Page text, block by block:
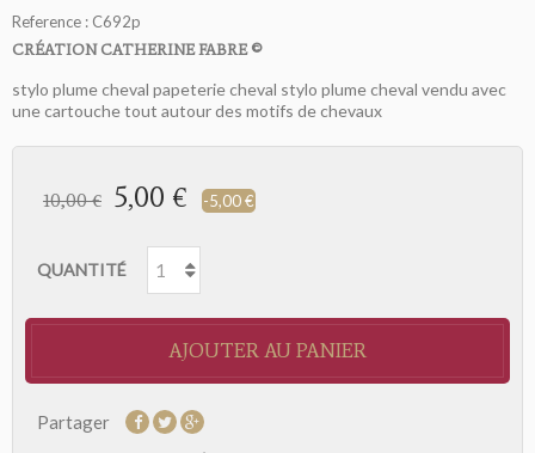
Reference : C692p
CRÉATION CATHERINE FABRE ©
stylo plume cheval papeterie cheval stylo plume cheval vendu avec
une cartouche tout autour des motifs de chevaux
10,00 € 5,00 € -5,00 €
QUANTITÉ
AJOUTER AU PANIER
Partager